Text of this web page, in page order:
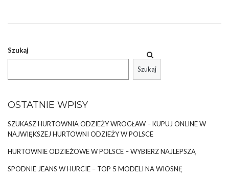
DEKOLTEM V
szczególne miejsce zajmuje Ecru casualowa bluzka z dekoltem V.
Jest to model, który charakteryzuje się nie tylko wysoką jakością
Szukaj
Szukaj
OSTATNIE WPISY
SZUKASZ HURTOWNIA ODZIEŻY WROCŁAW – KUPUJ ONLINE W
NAJWIĘKSZEJ HURTOWNI ODZIEŻY W POLSCE
HURTOWNIE ODZIEŻOWE W POLSCE – WYBIERZ NAJLEPSZĄ
SPODNIE JEANS W HURCIE – TOP 5 MODELI NA WIOSNĘ